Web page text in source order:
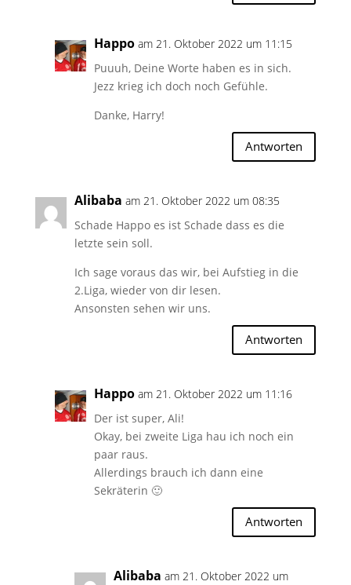
Happo am 21. Oktober 2022 um 11:15
Puuuh, Deine Worte haben es in sich.
Jezz krieg ich doch noch Gefühle.
Danke, Harry!
Antworten
Alibaba am 21. Oktober 2022 um 08:35
Schade Happo es ist Schade dass es die
letzte sein soll.
Ich sage voraus das wir, bei Aufstieg in die
2.Liga, wieder von dir lesen.
Ansonsten sehen wir uns.
Antworten
Happo am 21. Oktober 2022 um 11:16
Der ist super, Ali!
Okay, bei zweite Liga hau ich noch ein
paar raus.
Allerdings brauch ich dann eine
Sekräterin 🙂
Antworten
Alibaba am 21. Oktober 2022 um